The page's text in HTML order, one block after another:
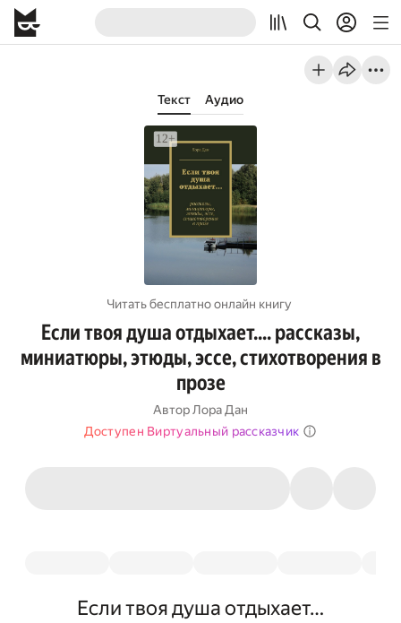
Текст Аудио
Читать бесплатно онлайн книгу
Если твоя душа отдыхает…. рассказы,
миниатюры, этюды, эссе, стихотворения в
прозе
АвторЛора Дан
Доступен Виртуальный рассказчик
Если твоя душа отдыхает…